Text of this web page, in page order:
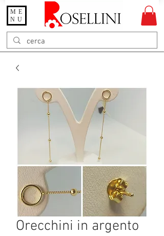
Gioielleria Rosellini
Rosellini online
ME
NU
Orecchini in argento